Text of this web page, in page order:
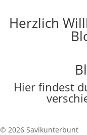
Herzlich
Hier findest
© 2026 Savikunterbunt